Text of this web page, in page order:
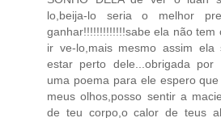
lo,beija-lo seria o melhor
ganhar!!!!!!!!!!!!!sabe ela não tem
ir ve-lo,mais mesmo assim
estar perto dele...obrigada
uma poema para ele espero
meus olhos,posso sentir a
de teu corpo,o calor de teus